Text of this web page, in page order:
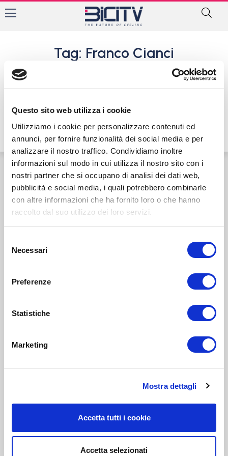
Questo sito web utilizza i cookie
Utilizziamo i cookie per personalizzare contenuti ed
annunci, per fornire funzionalità dei social media e per
analizzare il nostro traffico. Condividiamo inoltre
informazioni sul modo in cui utilizza il nostro sito con i
nostri partner che si occupano di analisi dei dati web,
pubblicità e social media, i quali potrebbero combinarle
con altre informazioni che ha fornito loro o che hanno
raccolto dal suo utilizzo dei loro servizi.
delNecessari
Preferenze
Statistiche
Marketing
Mostra dettagli
Accetta tutti i cookie
Accetta selezionati
Tag: Franco Cianci
Team Palazzago: ecco i 9
volti nuovi per il 2018
29 Novembre 2017